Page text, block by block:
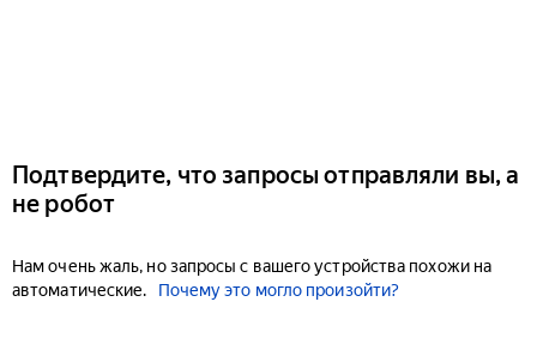
Подтвердите, что запросы отправляли вы, а
не робот
Нам очень жаль, но запросы с вашего устройства похожи на
автоматические.
Почему это могло произойти?